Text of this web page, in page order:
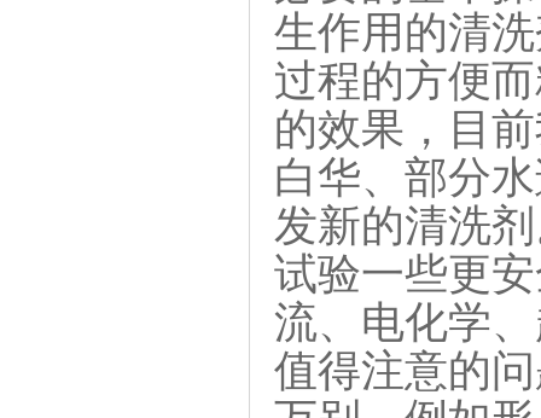
生作用的清
过程的方便
的效果，目
白华、部分
发新的清洗
试验一些更
流、电化学
值得注意的